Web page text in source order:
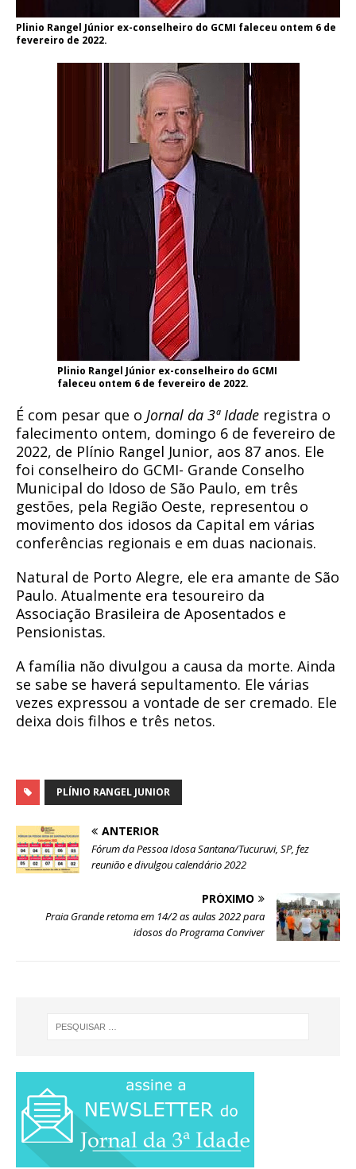
Plinio Rangel Júnior ex-conselheiro do GCMI faleceu ontem 6 de
fevereiro de 2022.
Plinio Rangel Júnior ex-conselheiro do GCMI
faleceu ontem 6 de fevereiro de 2022.
É com pesar que o Jornal da 3ª Idade registra o
falecimento ontem, domingo 6 de fevereiro de
2022, de Plínio Rangel Junior, aos 87 anos. Ele
foi conselheiro do GCMI- Grande Conselho
Municipal do Idoso de São Paulo, em três
gestões, pela Região Oeste, representou o
movimento dos idosos da Capital em várias
conferências regionais e em duas nacionais.
Natural de Porto Alegre, ele era amante de São
Paulo. Atualmente era tesoureiro da
Associação Brasileira de Aposentados e
Pensionistas.
A família não divulgou a causa da morte. Ainda
se sabe se haverá sepultamento. Ele várias
vezes expressou a vontade de ser cremado. Ele
deixa dois filhos e três netos.
PLÍNIO RANGEL JUNIOR
ANTERIOR
Fórum da Pessoa Idosa Santana/Tucuruvi, SP, fez
reunião e divulgou calendário 2022
PRÓXIMO
Praia Grande retoma em 14/2 as aulas 2022 para
idosos do Programa Conviver